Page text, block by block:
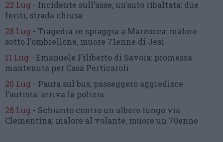
22 Lug - Incidente sull’asse, un’auto ribaltata: due
feriti, strada chiusa
28 Lug - Tragedia in spiaggia a Marzocca: malore
sotto l’ombrellone, muore 71enne di Jesi
11 Lug - Emanuele Filiberto di Savoia: promessa
mantenuta per Casa Perticaroli
20 Lug - Paura sul bus, passeggero aggredisce
l’autista: arriva la polizia
28 Lug - Schianto contro un albero lungo via
Clementina: malore al volante, muore un 70enne